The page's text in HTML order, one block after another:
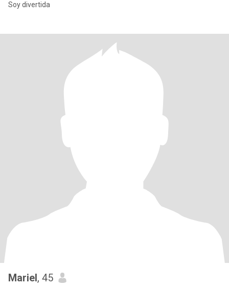
Soy divertida
Mariel, 45